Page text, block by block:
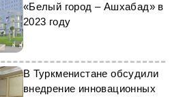
«Белый город – Ашхабад» в
2023 году
В Туркменистане обсудили
внедрение инновационных